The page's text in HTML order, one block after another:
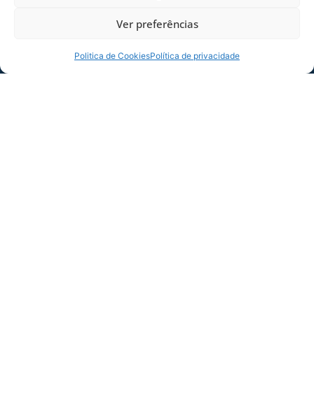
Ver preferências
Politica de CookiesPolítica de privacidade
COMPARTILHE ESSA NOTÍCIA